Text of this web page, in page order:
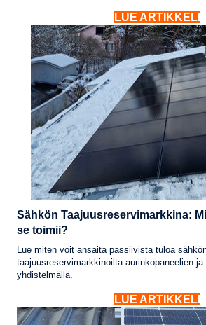
LUE ARTIKKELI
Sähkön Taajuusreservimarkkina:
se toimii?
Lue miten voit ansaita passiivista tuloa
taajuusreservimarkkinoilta aurinkopaneelien
yhdistelmällä.
LUE ARTIKKELI